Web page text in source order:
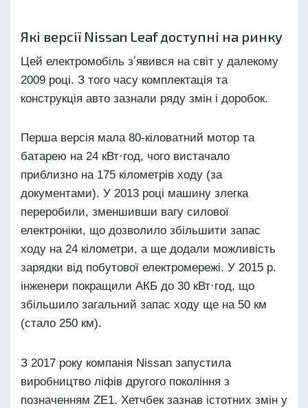
Які версії Nissan Leaf доступні на ринку
Цей електромобіль зʼявився на світ у далекому
2009 році. З того часу комплектація та
конструкція авто зазнали ряду змін і доробок.
Перша версія мала 80-кіловатний мотор та
батарею на 24 кВт·год, чого вистачало
приблизно на 175 кілометрів ходу (за
документами). У 2013 році машину злегка
переробили, зменшивши вагу силової
електроніки, що дозволило збільшити запас
ходу на 24 кілометри, а ще додали можливість
зарядки від побутової електромережі. У 2015 р.
інженери покращили АКБ до 30 кВт·год, що
збільшило загальний запас ходу ще на 50 км
(стало 250 км).
З 2017 року компанія Nissan запустила
виробництво ліфів другого покоління з
позначенням ZE1. Хетчбек зазнав істотних змін у